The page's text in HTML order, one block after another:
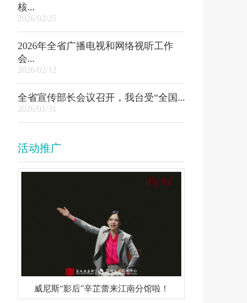
核...
2026/02/25
2026年全省广播电视和网络视听工作
会...
2026/02/12
全省宣传部长会议召开，我台受“全国...
2026/01/31
活动推广
威尼斯“影后”辛芷蕾来江南分馆啦！